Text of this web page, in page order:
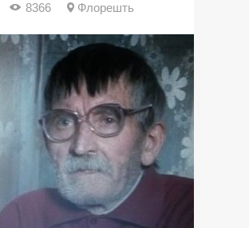
8366 Флорешть